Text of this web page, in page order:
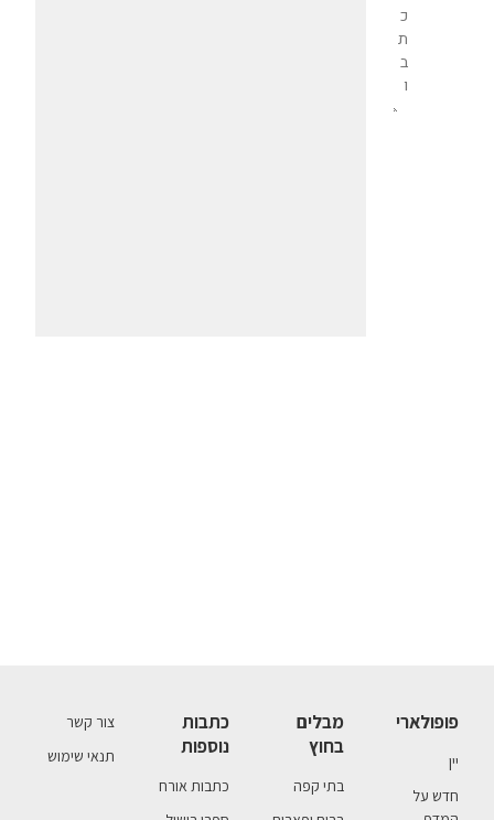
פופולארי
יין
חדש על
מבלים
בחוץ
בתי קפה
כתבות
נוספות
כתבות אורח
צור קשר
תנאי שימוש